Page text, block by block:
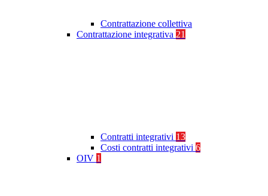
Contrattazione collettiva
Contrattazione integrativa 21
Contratti integrativi 13
Costi contratti integrativi 6
OIV 1